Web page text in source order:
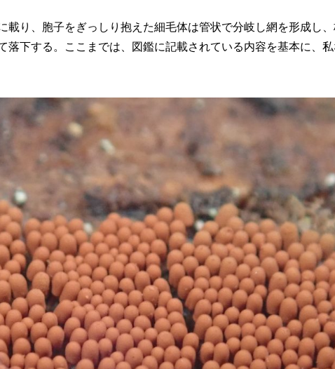
載り、胞子をぎっしり抱えた細毛体は管状で分岐し網を形成し
落下する。ここまでは、図鑑に記載されている内容を基本に、